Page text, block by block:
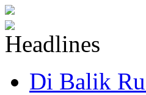
Di Balik